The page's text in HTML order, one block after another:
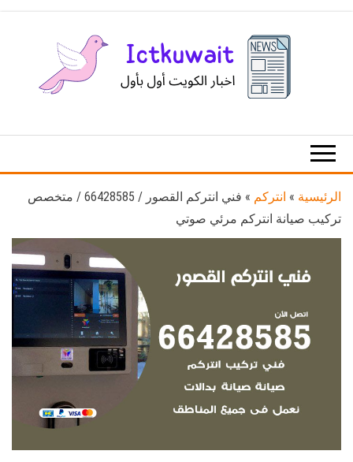
الكويت
الرئيسية » انتركم »
فني انتركم القصور / 66428585 / متخصص
تركيب صيانة انتركم مرئي صوتي